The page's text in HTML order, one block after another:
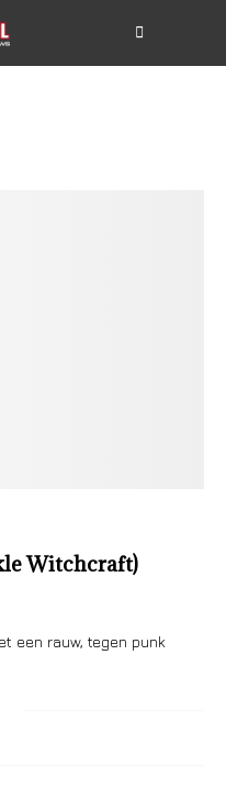
Witchcraft)
een rauw, tegen punk